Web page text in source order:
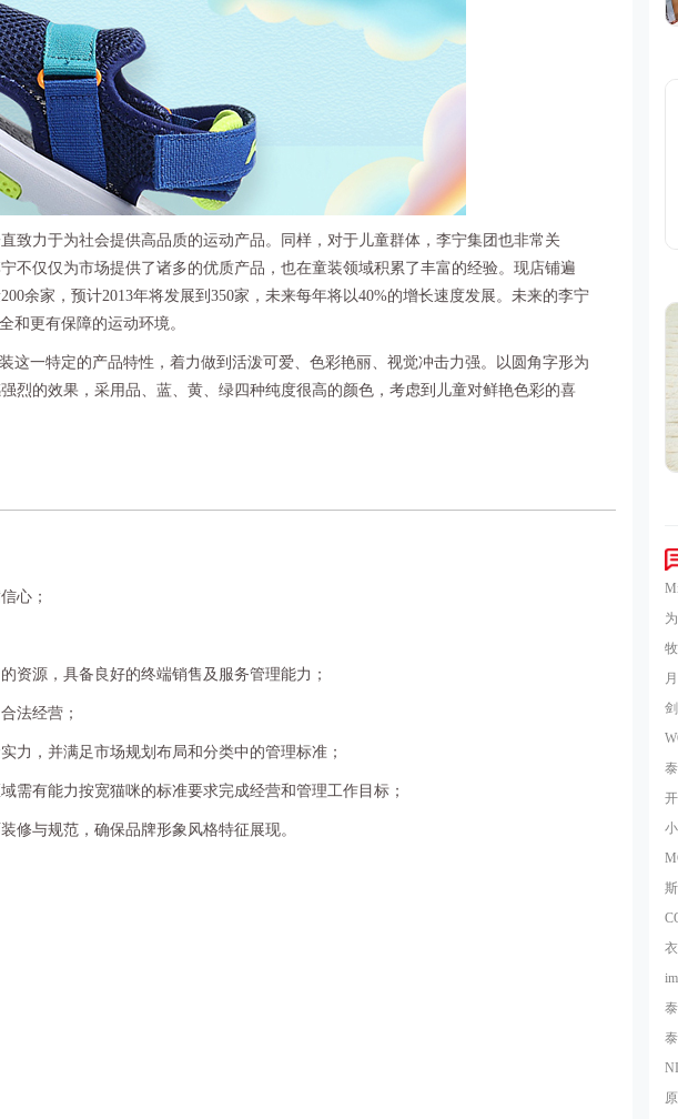
致力于为社会提供高品质的运动产品。同样，对于儿童群体，李宁集团也非常关
不仅仅为市场提供了诸多的优质产品，也在童装领域积累了丰富的经验。现店铺遍
余家，预计2013年将发展到350家，未来每年将以40%的增长速度发展。未来的李宁
和更有保障的运动环境。
这一特定的产品特性，着力做到活泼可爱、色彩艳丽、视觉冲击力强。以圆角字形为
烈的效果，采用品、蓝、黄、绿四种纯度很高的颜色，考虑到儿童对鲜艳色彩的喜
心；
资源，具备良好的终端销售及服务管理能力；
法经营；
力，并满足市场规划布局和分类中的管理标准；
需有能力按宽猫咪的标准要求完成经营和管理工作目标；
修与规范，确保品牌形象风格特征展现。